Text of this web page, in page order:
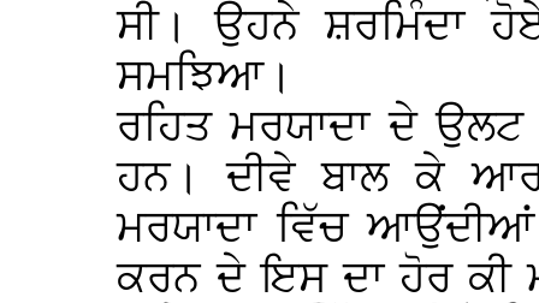
ਸੀ। ਉਹਨੇ ਸ਼ਰਮਿੰਦਾ
ਸਮਝਿਆ।
ਰਹਿਤ ਮਰਯਾਦਾ ਦੇ
ਹਨ। ਦੀਵੇ ਬਾਲ ਕੇ
ਮਰਯਾਦਾ ਵਿੱਚ
ਕਰਨ ਦੇ ਇਸ ਦਾ ਹੋਰ